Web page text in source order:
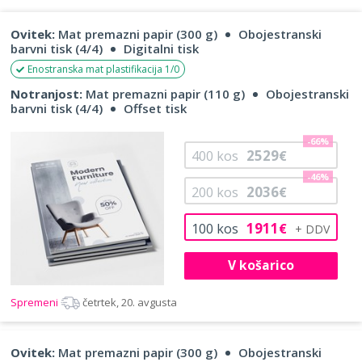
Ovitek: Mat premazni papir (300 g)
Obojestranski
barvni tisk (4/4)
Digitalni tisk
Enostranska mat plastifikacija 1/0
Notranjost: Mat premazni papir (110 g)
Obojestranski
barvni tisk (4/4)
Offset tisk
100 kos 1911€
200 kos 2036€
-46%
400 kos 2529€
-66%
V košarico
Spremeni četrtek, 20. avgusta
Ovitek: Mat premazni papir (300 g)
Obojestranski